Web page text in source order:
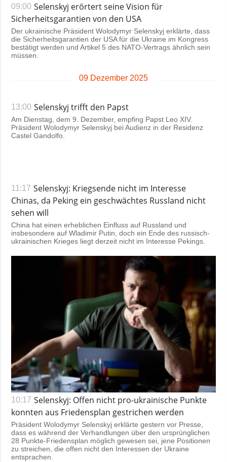
09:00 Selenskyj erörtert seine Vision für
Sicherheitsgarantien von den USA
Der ukrainische Präsident Wolodymyr Selenskyj erklärte, dass
die Sicherheitsgarantien der USA für die Ukraine im Kongress
bestätigt werden und Artikel 5 des NATO-Vertrags ähnlich sein
müssen.
09 Dezember 2025
13:00 Selenskyj trifft den Papst
Am Dienstag, dem 9. Dezember, empfing Papst Leo XIV.
Präsident Wolodymyr Selenskyj bei Audienz in der Residenz
Castel Gandolfo.
11:17 Selenskyj: Kriegsende nicht im Interesse
Chinas, da Peking ein geschwächtes Russland nicht
sehen will
China hat einen erheblichen Einfluss auf Russland und
insbesondere auf Wladimir Putin, doch ein Ende des russisch-
ukrainischen Krieges liegt derzeit nicht im Interesse Pekings.
10:17 Selenskyj: Offen nicht pro-ukrainische Punkte
konnten aus Friedensplan gestrichen werden
Präsident Wolodymyr Selenskyj erklärte gestern vor Presse,
dass es während der Verhandlungen über den ursprünglichen
28 Punkte-Friedensplan möglich gewesen sei, jene Positionen
zu streichen, die offen nicht den Interessen der Ukraine
entsprachen.